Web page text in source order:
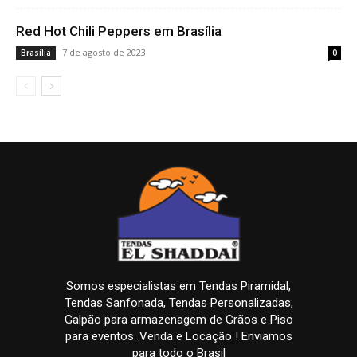
Red Hot Chili Peppers em Brasília
Brasília 7 de agosto de 2023 0
Somos especialistas em Tendas Piramidal,
Tendas Sanfonada, Tendas Personalizadas,
Galpão para armazenagem de Grãos e Piso
para eventos. Venda e Locação ! Enviamos
para todo o Brasil